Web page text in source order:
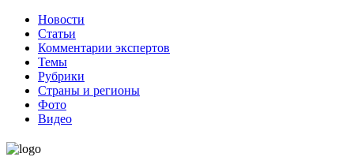
Новости
Статьи
Комментарии экспертов
Темы
Рубрики
Страны и регионы
Фото
Видео